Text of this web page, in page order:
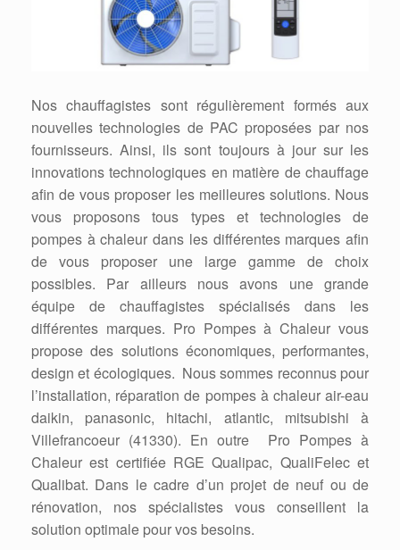
Nos chauffagistes sont régulièrement formés aux
nouvelles technologies de PAC proposées par nos
fournisseurs. Ainsi, ils sont toujours à jour sur les
innovations technologiques en matière de chauffage
afin de vous proposer les meilleures solutions. Nous
vous proposons tous types et technologies de
pompes à chaleur dans les différentes marques afin
de vous proposer une large gamme de choix
possibles. Par ailleurs nous avons une grande
équipe de chauffagistes spécialisés dans les
différentes marques. Pro Pompes à Chaleur vous
propose des solutions économiques, performantes,
design et écologiques. Nous sommes reconnus pour
l’installation, réparation de pompes à chaleur air-eau
daikin, panasonic, hitachi, atlantic, mitsubishi à
Villefrancoeur (41330). En outre Pro Pompes à
Chaleur est certifiée RGE Qualipac, QualiFelec et
Qualibat. Dans le cadre d’un projet de neuf ou de
rénovation, nos spécialistes vous conseillent la
solution optimale pour vos besoins.